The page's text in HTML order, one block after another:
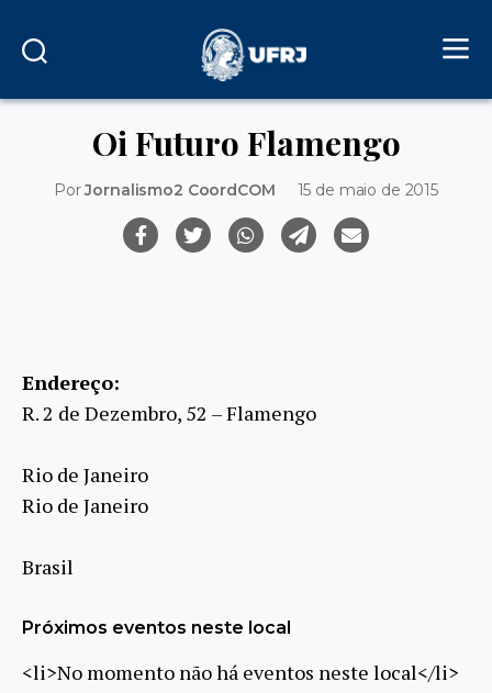
Oi Futuro Flamengo
PorJornalismo2 CoordCOM 15 de maio de 2015
Endereço:
R. 2 de Dezembro, 52 – Flamengo
Rio de Janeiro
Rio de Janeiro
Brasil
Próximos eventos neste local
<li>No momento não há eventos neste local</li>